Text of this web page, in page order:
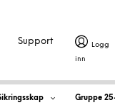
Sikringsskap Gruppe
Support